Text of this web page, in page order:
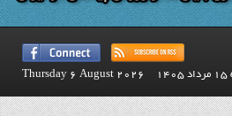
Thursday 6 August 2026